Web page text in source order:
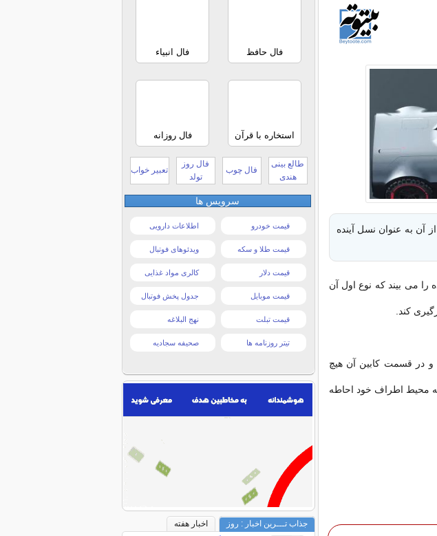
آن به عنوان نسل آینده
را می بیند که نوع اول آن
کند.
در قسمت کابین آن هیچ
به محیط اطراف خود احاطه
فال حافظ فال انبیاء
استخاره با قرآن فال روزانه
طالع بینی
هندی
فال چوب
فال روز
تولد
تعبیر خواب
سرویس ها
قیمت خودرو اطلاعات دارویی
قیمت طلا و سکه ویدئوهای فوتبال
قیمت دلار کالری مواد غذایی
قیمت موبایل جدول پخش فوتبال
قیمت تبلت نهج البلاغه
تیتر روزنامه ها صحیفه سجادیه
جذاب تـــرین اخبار : روز
اخبار هفته